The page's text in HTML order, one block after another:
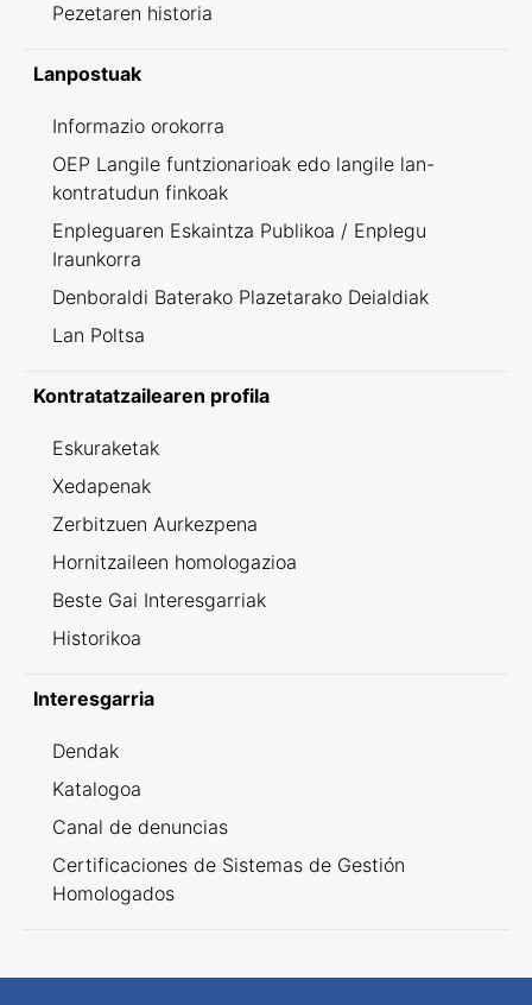
Pezetaren historia
Lanpostuak
Informazio orokorra
OEP Langile funtzionarioak edo langile lan-
kontratudun finkoak
Enpleguaren Eskaintza Publikoa / Enplegu
Iraunkorra
Denboraldi Baterako Plazetarako Deialdiak
Lan Poltsa
Kontratatzailearen profila
Eskuraketak
Xedapenak
Zerbitzuen Aurkezpena
Hornitzaileen homologazioa
Beste Gai Interesgarriak
Historikoa
Interesgarria
Dendak
Katalogoa
Canal de denuncias
Certificaciones de Sistemas de Gestión
Homologados